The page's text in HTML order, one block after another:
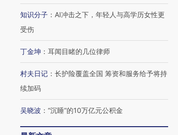
知识分子 ： AI冲击之下，年轻人与高学历女性更
受伤
丁金坤 ： 耳闻目睹的几位律师
村夫日记 ： 长护险覆盖全国 筹资和服务给予将持
续加码
吴晓波 ： “沉睡”的10万亿元公积金